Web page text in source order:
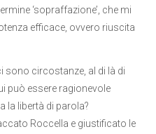
‘sopraffazione’, che mi
efficace, ovvero riuscita
sono circostanze, al di là di
può essere ragionevole
la libertà di parola?
Roccella e giustificato le